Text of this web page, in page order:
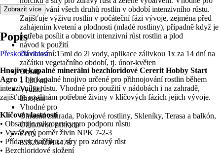
přihnojování všech druhů rostlin v období intenzivního růstu.
Zajišťuje výživu rostlin v počáteční fázi vývoje, zejména před
zahájením kvetení a plodnosti (mladé rostliny), případně když je
potřeba posílit a obnovit intenzivní růst rostlin a plod
návod k použití
Dávkování:15ml do 2l vody, aplikace zálivkou 1x za 14 dní na
začátku vegetačního období, tj. únor-květen
Obsah
1 000 ml
Využití
Hnojení
Vhodné pro
Okrasná zahrada, Pokojové rostliny, Skleníky, Terasa a balkón,
Užitkovou zahradu
EAN
8592542013478
Zobrazit více
Popis
Přeskočit oblast
Hnojivo kapalné minerální bezchloridové Cererit Hobby Start
Agro 1 lje kapalné hnojivo určené pro přihnojování rostlin během
intenzivního růstu. Vhodné pro použití v nádobách i na zahradě,
zajišťuje rostlinám potřebné živiny v klíčových fázích jejich vývoje.
Klíčové vlastnosti
• Obsahuje mikroprvky pro podporu růstu
• Vyvážený poměr živin NPK 7-2-3
• Přídavek hořčíku a síry pro zdravý růst
• Bezchloridové složení